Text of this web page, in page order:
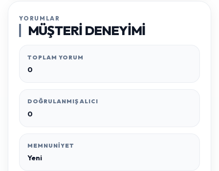
YORUMLAR
MÜŞTERI DENEYIMI
TOPLAM YORUM
0
DOĞRULANMIŞ ALICI
0
MEMNUNIYET
Yeni